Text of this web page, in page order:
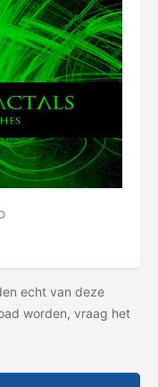
echt van deze
worden, vraag het